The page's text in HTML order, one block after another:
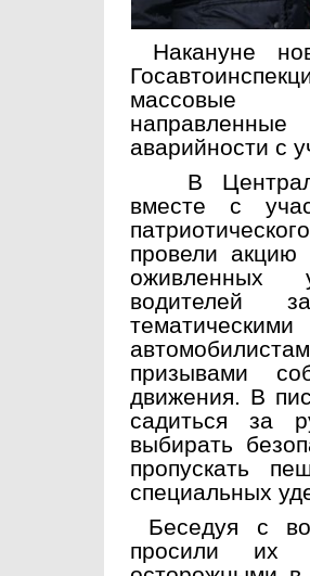
Накануне
массовые
аварийности с
В
вместе с
провели
оживленных
водителей
призывами
движения. В
садиться за
выбирать
пропускать
специальных
Беседуя с
просили их